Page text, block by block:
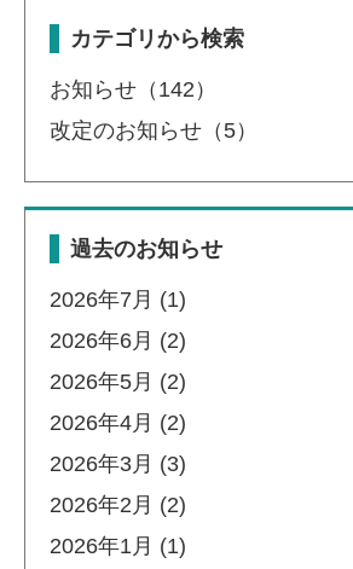
カテゴリから検索
お知らせ（142）
改定のお知らせ（5）
過去のお知らせ
2026年7月 (1)
2026年6月 (2)
2026年5月 (2)
2026年4月 (2)
2026年3月 (3)
2026年2月 (2)
2026年1月 (1)